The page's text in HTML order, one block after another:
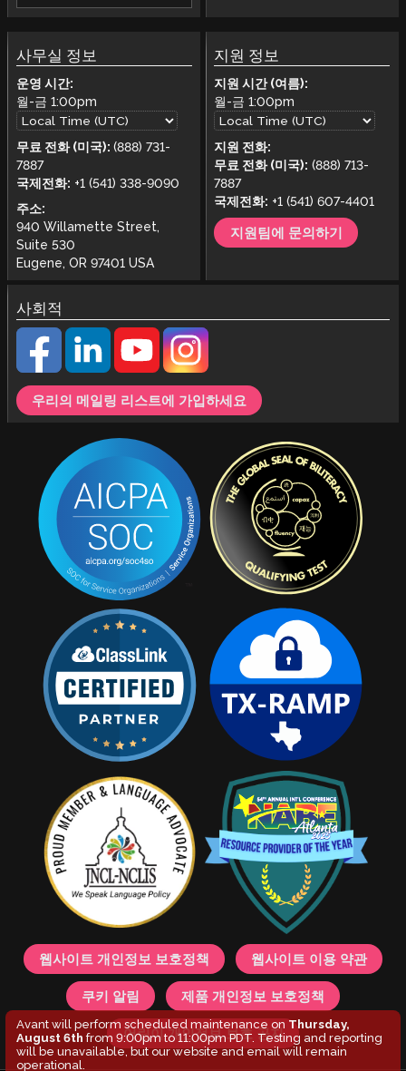
사무실 정보
운영 시간:
월-금 1:00pm
무료 전화 (미국): (888) 731-
7887
국제전화: +1 (541) 338-9090
주소:
940 Willamette Street,
Suite 530
Eugene, OR 97401 USA
지원 정보
지원 시간 (여름):
월-금1:00pm
지원 전화:
무료 전화 (미국): (888) 713-
7887
국제전화: +1 (541) 607-4401
지원팀에 문의하기
사회적
우리의 메일링 리스트에 가입하세요
웹사이트 개인정보 보호정책 웹사이트 이용 약관
쿠키 알림 제품 개인정보 보호정책
어린이 개인정보 보호 공지
Avant will perform scheduled maintenance on Thursday,
August 6th from 9:00pm to 11:00pm PDT. Testing and reporting
will be unavailable, but our website and email will remain
operational.